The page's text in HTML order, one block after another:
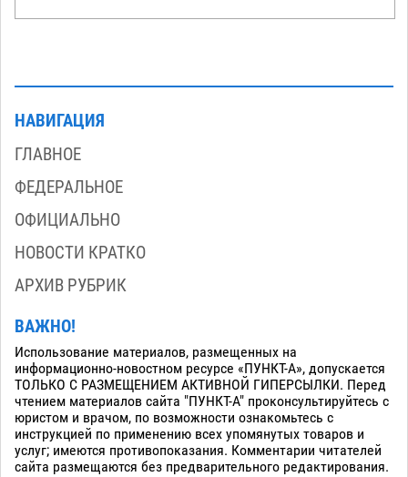
НАВИГАЦИЯ
ГЛАВНОЕ
ФЕДЕРАЛЬНОЕ
ОФИЦИАЛЬНО
НОВОСТИ КРАТКО
АРХИВ РУБРИК
ВАЖНО!
Использование материалов, размещенных на
информационно-новостном ресурсе «ПУНКТ-А», допускается
ТОЛЬКО С РАЗМЕЩЕНИЕМ АКТИВНОЙ ГИПЕРСЫЛКИ. Перед
чтением материалов сайта "ПУНКТ-А" проконсультируйтесь с
юристом и врачом, по возможности ознакомьтесь с
инструкцией по применению всех упомянутых товаров и
услуг; имеются противопоказания. Комментарии читателей
сайта размещаются без предварительного редактирования.